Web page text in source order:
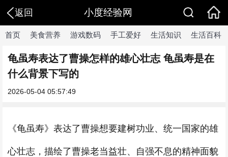
返回 小度经验网
首页 美食营养 游戏数码 手工爱好 生活知识 生活百科
龟虽寿表达了曹操怎样的雄心壮志 龟虽寿是在
什么背景下写的
2026-05-04 05:57:49
《龟虽寿》表达了曹操想要建树功业、统一国家的雄
心壮志，描绘了曹操老当益壮、自强不息的精神面貌